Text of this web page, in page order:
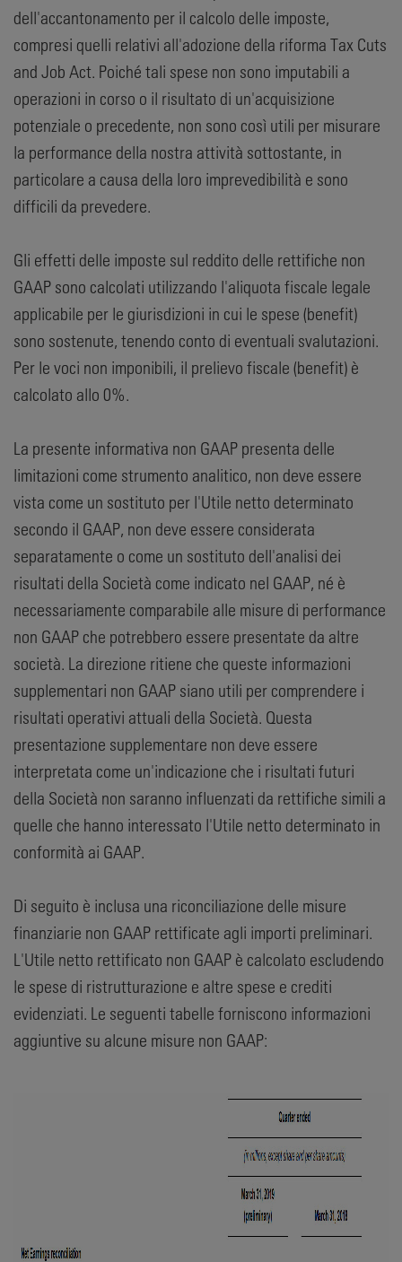
dell'accantonamento per il calcolo delle imposte,
compresi quelli relativi all'adozione della riforma Tax Cuts
and Job Act. Poiché tali spese non sono imputabili a
operazioni in corso o il risultato di un'acquisizione
potenziale o precedente, non sono così utili per misurare
la performance della nostra attività sottostante, in
particolare a causa della loro imprevedibilità e sono
difficili da prevedere.
Gli effetti delle imposte sul reddito delle rettifiche non
GAAP sono calcolati utilizzando l'aliquota fiscale legale
applicabile per le giurisdizioni in cui le spese (benefit)
sono sostenute, tenendo conto di eventuali svalutazioni.
Per le voci non imponibili, il prelievo fiscale (benefit) è
calcolato allo 0%.
La presente informativa non GAAP presenta delle
limitazioni come strumento analitico, non deve essere
vista come un sostituto per l'Utile netto determinato
secondo il GAAP, non deve essere considerata
separatamente o come un sostituto dell'analisi dei
risultati della Società come indicato nel GAAP, né è
necessariamente comparabile alle misure di performance
non GAAP che potrebbero essere presentate da altre
società. La direzione ritiene che queste informazioni
supplementari non GAAP siano utili per comprendere i
risultati operativi attuali della Società. Questa
presentazione supplementare non deve essere
interpretata come un'indicazione che i risultati futuri
della Società non saranno influenzati da rettifiche simili a
quelle che hanno interessato l'Utile netto determinato in
conformità ai GAAP.
Di seguito è inclusa una riconciliazione delle misure
finanziarie non GAAP rettificate agli importi preliminari.
L'Utile netto rettificato non GAAP è calcolato escludendo
le spese di ristrutturazione e altre spese e crediti
evidenziati. Le seguenti tabelle forniscono informazioni
aggiuntive su alcune misure non GAAP: